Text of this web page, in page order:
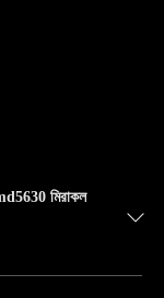
মিরাকল